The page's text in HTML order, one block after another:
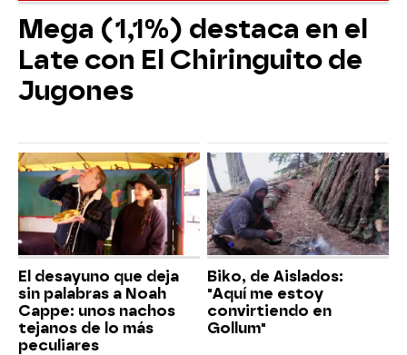
Mega (1,1%) destaca en el
Late con El Chiringuito de
Jugones
El desayuno que deja
sin palabras a Noah
Cappe: unos nachos
tejanos de lo más
peculiares
Biko, de Aislados:
"Aquí me estoy
convirtiendo en
Gollum"